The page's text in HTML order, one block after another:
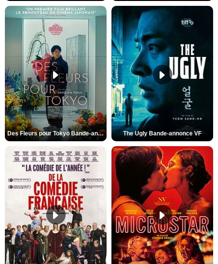
Des Fleurs pour Tokyo Bande-annonce VO STFR The Ugly Bande-annonce VF